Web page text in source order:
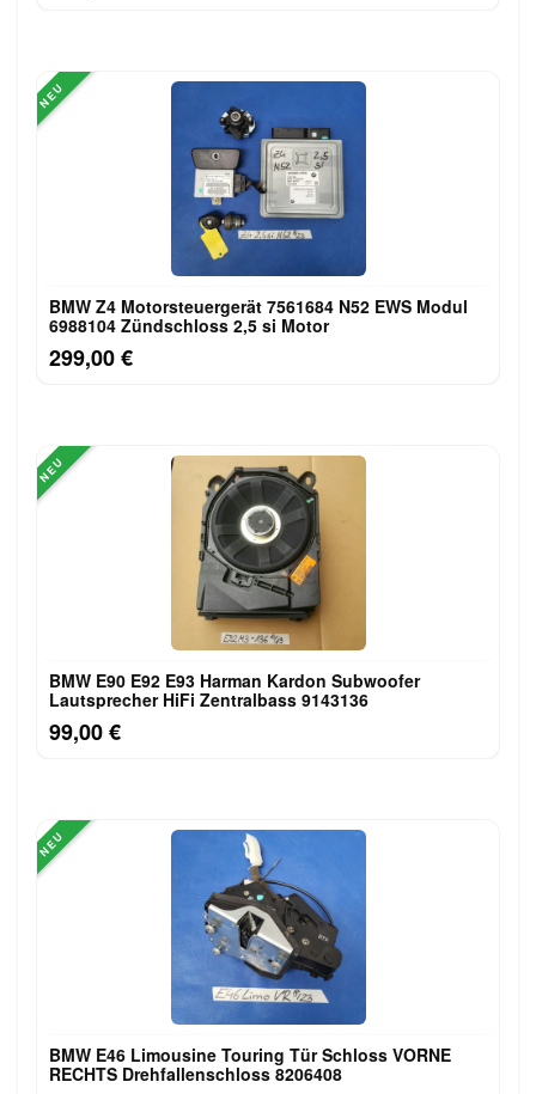
NEU
BMW Z4 Motorsteuergerät 7561684 N52 EWS Modul
6988104 Zündschloss 2,5 si Motor
299,00 €
NEU
BMW E90 E92 E93 Harman Kardon Subwoofer
Lautsprecher HiFi Zentralbass 9143136
99,00 €
NEU
BMW E46 Limousine Touring Tür Schloss VORNE
RECHTS Drehfallenschloss 8206408